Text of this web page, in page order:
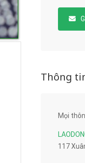
Thông
Mọi
117